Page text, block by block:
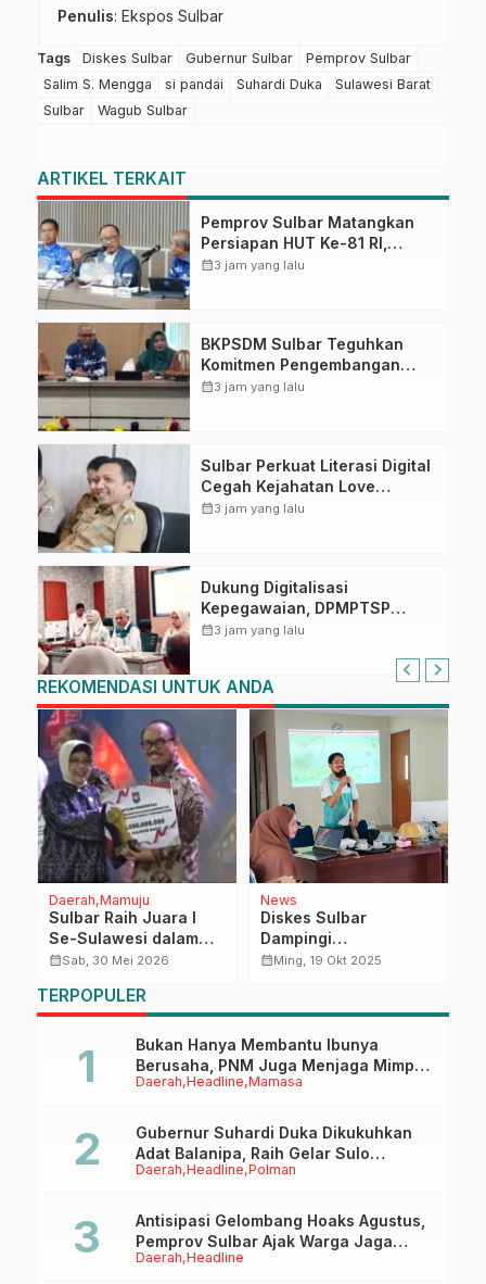
Penulis: Ekspos Sulbar
Tags Diskes Sulbar Gubernur Sulbar
Pemprov Sulbar
Salim S. Mengga
si pandai Suhardi Duka
Sulawesi Barat
Sulbar
Wagub Sulbar
ARTIKEL TERKAIT
Pemprov Sulbar Matangkan
Persiapan HUT Ke-81 RI,
Puncak Upacara di Lapangan
calendar_month3 jam yang lalu
BKPSDM Sulbar Teguhkan
Komitmen Pengembangan
Kompetensi ASN melalui
calendar_month3 jam yang lalu
Sulbar Perkuat Literasi Digital
Cegah Kejahatan Love
Scamming
calendar_month3 jam yang lalu
Dukung Digitalisasi
Kepegawaian, DPMPTSP
Sulbar Siap Terapkan Aplikasi
calendar_month3 jam yang lalu
REKOMENDASI UNTUK ANDA
Daerah Mamuju
Sulbar Raih Juara I
Se-Sulawesi dalam
Upaya Penurunan
Suhardi Duka: Ini
Anugerah untuk
calendar_monthSab, 30 Mei 2026
News
Diskes Sulbar
Dampingi
Implementasi RME
calendar_monthMing, 19 Okt 2025
TERPOPULER
Daerah Headline Mamasa
Bukan Hanya Membantu Ibunya
Berusaha, PNM Juga Menjaga Mimpi
Anaknya Untuk Menggapai Cita-Cita
Daerah Headline Polman
Gubernur Suhardi Duka Dikukuhkan
Adat Balanipa, Raih Gelar Sulo
Tappidena
Daerah Headline
Antisipasi Gelombang Hoaks Agustus,
Pemprov Sulbar Ajak Warga Jaga
Ruang Digital